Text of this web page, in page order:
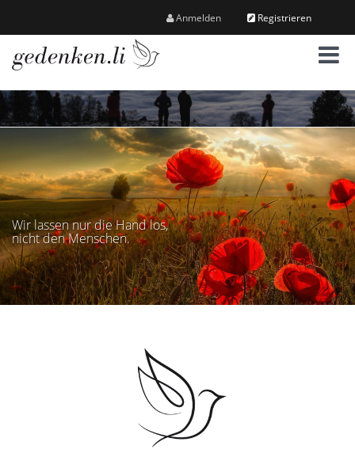
Anmelden Registrieren
M
e
n
ü
Wir lassen nur die Hand los,
nicht den Menschen.